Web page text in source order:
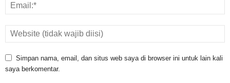
Simpan nama, email, dan situs web saya di browser ini untuk lain kali
saya berkomentar.